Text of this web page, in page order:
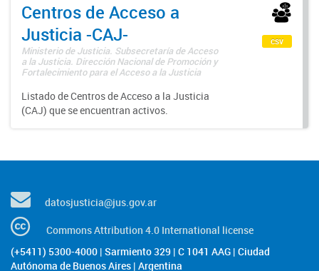
Centros de Acceso a
Justicia -CAJ-
Ministerio de Justicia. Subsecretaría de Acceso
a la Justicia. Dirección Nacional de Promoción y
Fortalecimiento para el Acceso a la Justicia
Listado de Centros de Acceso a la Justicia
(CAJ) que se encuentran activos.
csv
datosjusticia@jus.gov.ar
Commons Attribution 4.0 International license
(+5411) 5300-4000 | Sarmiento 329 | C 1041 AAG | Ciudad
Autónoma de Buenos Aires | Argentina